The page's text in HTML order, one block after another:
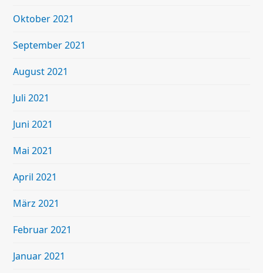
Oktober 2021
September 2021
August 2021
Juli 2021
Juni 2021
Mai 2021
April 2021
März 2021
Februar 2021
Januar 2021